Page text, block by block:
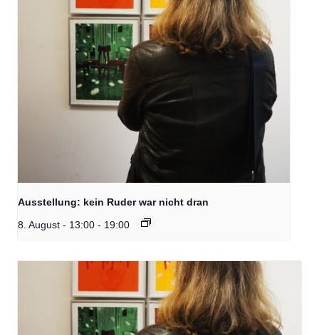
Ausstellung: kein Ruder war nicht dran
8. August - 13:00 - 19:00